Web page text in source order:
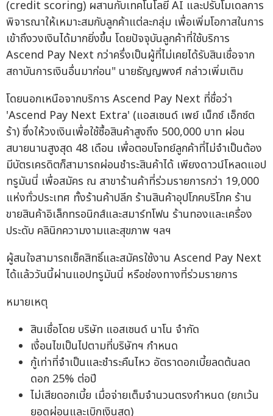
(credit scoring) ผสานกับเทคโนโลยี AI และปรับโมเดลการ
พิจารณาให้เหมาะสมกับลูกค้าแต่ละกลุ่ม เพื่อเพิ่มโอกาสในการ
เข้าถึงวงเงินได้มากยิ่งขึ้น โดยปัจจุบันลูกค้าที่ใช้บริการ
Ascend Pay Next กว่าครึ่งเป็นผู้ที่ไม่เคยได้รับสินเชื่อจาก
สถาบันการเงินอื่นมาก่อน" นายธัญญพงศ์ กล่าวเพิ่มเติม
โดยนอกเหนือจากบริการ Ascend Pay Next ที่ชื่อว่า
'Ascend Pay Next Extra' (แอสเซนด์ เพย์ เน็กซ์ เอ็กซ์ต
ร้า) ซึ่งให้วงเงินเพื่อใช้ซื้อสินค้าสูงถึง 500,000 บาท ผ่อน
สบายนานสูงสุด 48 เดือน เพื่อตอบโจทย์ลูกค้าที่ไม่จำเป็นต้อง
มีบัตรเครดิตก็สามารถผ่อนชำระสินค้าได้ เพียงดาวน์โหลดแอป
ทรูมันนี่ เพื่อสมัคร ณ สาขาร้านค้าที่ร่วมรายการกว่า 19,000
แห่งทั่วประเทศ ทั้งร้านค้าปลีก ร้านสินค้าอุปโภคบริโภค ร้าน
ขายสินค้าอิเล็กทรอนิกส์และสมาร์ทโฟน ร้านทองและเครื่อง
ประดับ คลินิกความงามและสุขภาพ ฯลฯ
ผู้สนใจสามารถเช็คสิทธิ์และสมัครใช้งาน Ascend Pay Next
ได้แล้ววันนี้ผ่านแอปทรูมันนี่ หรือช่องทางที่ร่วมรายการ
หมายเหตุ
สินเชื่อโดย บริษัท แอสเซนด์ นาโน จำกัด
เงื่อนไขเป็นไปตามที่บริษัทฯ กำหนด
กู้เท่าที่จำเป็นและชำระคืนไหว อัตราดอกเบี้ยลดต้นลด
ดอก 25% ต่อปี
ไม่เสียดอกเบี้ย เมื่อจ่ายเต็มจำนวนตรงกำหนด (ยกเว้น
ยอดผ่อนและเบิกเงินสด)